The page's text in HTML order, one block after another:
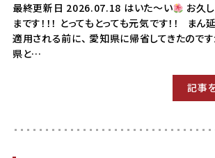
最終更新日 2026.07.18 はいた〜い
お久
まです！！！ とってもとっても元気です！！ ま
適用される前に、 愛知県に帰省してきたので
県と…
記事